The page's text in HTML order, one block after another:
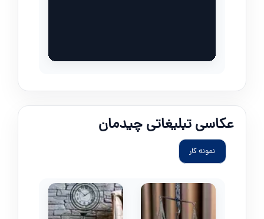
عکاسی تبلیغاتی چیدمان
نمونه کار